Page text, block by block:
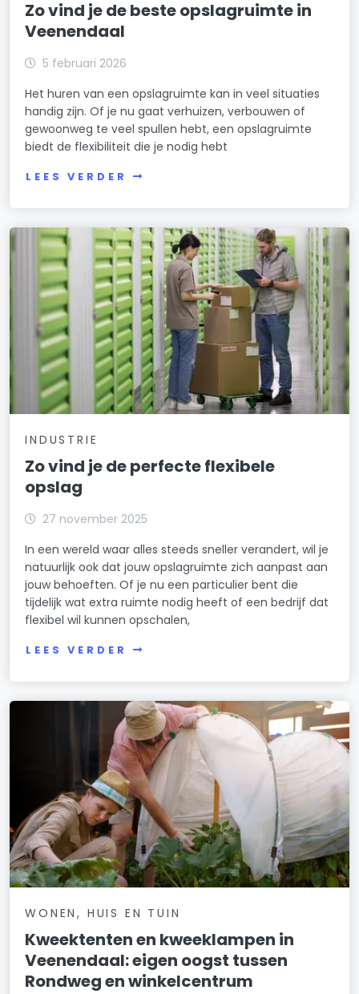
Zo vind je de beste opslagruimte in
Veenendaal
5 februari 2026
Het huren van een opslagruimte kan in veel situaties
handig zijn. Of je nu gaat verhuizen, verbouwen of
gewoonweg te veel spullen hebt, een opslagruimte
biedt de flexibiliteit die je nodig hebt
LEES VERDER
INDUSTRIE
Zo vind je de perfecte flexibele
opslag
27 november 2025
In een wereld waar alles steeds sneller verandert, wil je
natuurlijk ook dat jouw opslagruimte zich aanpast aan
jouw behoeften. Of je nu een particulier bent die
tijdelijk wat extra ruimte nodig heeft of een bedrijf dat
flexibel wil kunnen opschalen,
LEES VERDER
WONEN, HUIS EN TUIN
Kweektenten en kweeklampen in
Veenendaal: eigen oogst tussen
Rondweg en winkelcentrum